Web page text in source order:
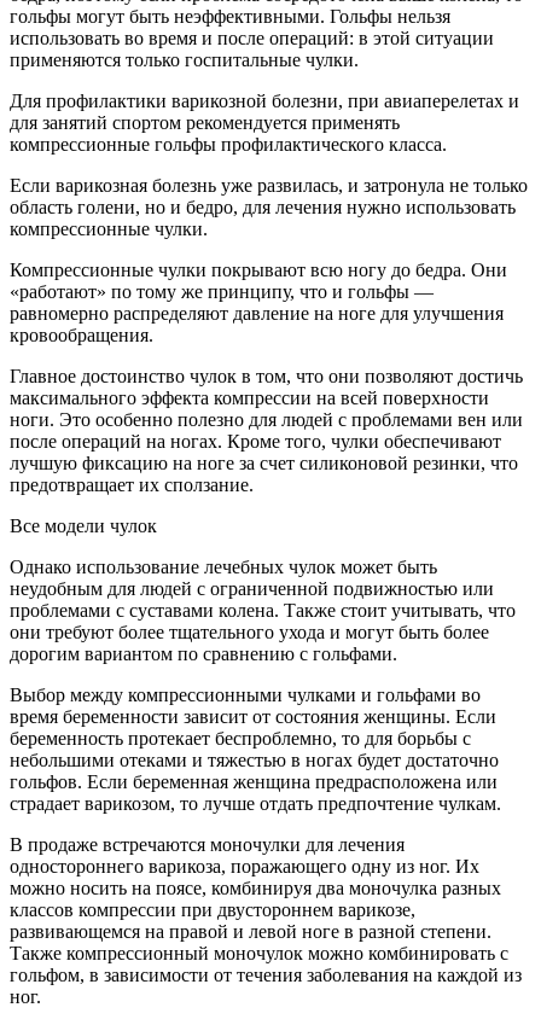
гольфы могут быть неэффективными. Гольфы нельзя
использовать во время и после операций: в этой ситуации
применяются только госпитальные чулки.
Для профилактики варикозной болезни, при авиаперелетах и
для занятий спортом рекомендуется применять
компрессионные гольфы профилактического класса.
Если варикозная болезнь уже развилась, и затронула не только
область голени, но и бедро, для лечения нужно использовать
компрессионные чулки.
Компрессионные чулки покрывают всю ногу до бедра. Они
«работают» по тому же принципу, что и гольфы —
равномерно распределяют давление на ноге для улучшения
кровообращения.
Главное достоинство чулок в том, что они позволяют достичь
максимального эффекта компрессии на всей поверхности
ноги. Это особенно полезно для людей с проблемами вен или
после операций на ногах. Кроме того, чулки обеспечивают
лучшую фиксацию на ноге за счет силиконовой резинки, что
предотвращает их сползание.
Все модели чулок
Однако использование лечебных чулок может быть
неудобным для людей с ограниченной подвижностью или
проблемами с суставами колена. Также стоит учитывать, что
они требуют более тщательного ухода и могут быть более
дорогим вариантом по сравнению с гольфами.
Выбор между компрессионными чулками и гольфами во
время беременности зависит от состояния женщины. Если
беременность протекает беспроблемно, то для борьбы с
небольшими отеками и тяжестью в ногах будет достаточно
гольфов. Если беременная женщина предрасположена или
страдает варикозом, то лучше отдать предпочтение чулкам.
В продаже встречаются моночулки для лечения
одностороннего варикоза, поражающего одну из ног. Их
можно носить на поясе, комбинируя два моночулка разных
классов компрессии при двустороннем варикозе,
развивающемся на правой и левой ноге в разной степени.
Также компрессионный моночулок можно комбинировать с
гольфом, в зависимости от течения заболевания на каждой из
ног.